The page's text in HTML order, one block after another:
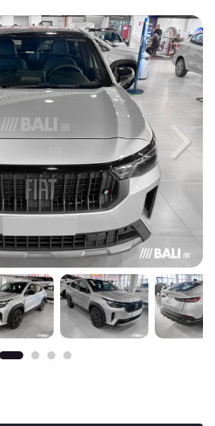
Next